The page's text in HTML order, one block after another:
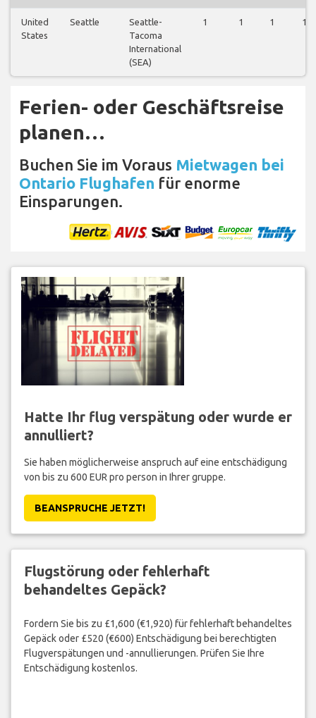
United
States
Seattle
Seattle-
Tacoma
International
(SEA)
1 1 1 1
Ferien- oder Geschäftsreise
planen…
Buchen Sie im Voraus Mietwagen bei
Ontario Flughafen für enorme
Einsparungen.
Hatte Ihr flug verspätung oder wurde er
annulliert?
Sie haben möglicherweise anspruch auf eine entschädigung
von bis zu 600 EUR pro person in Ihrer gruppe.
BEANSPRUCHE JETZT!
Flugstörung oder fehlerhaft
behandeltes Gepäck?
Fordern Sie bis zu £1,600 (€1,920) für fehlerhaft behandeltes
Gepäck oder £520 (€600) Entschädigung bei berechtigten
Flugverspätungen und -annullierungen. Prüfen Sie Ihre
Entschädigung kostenlos.